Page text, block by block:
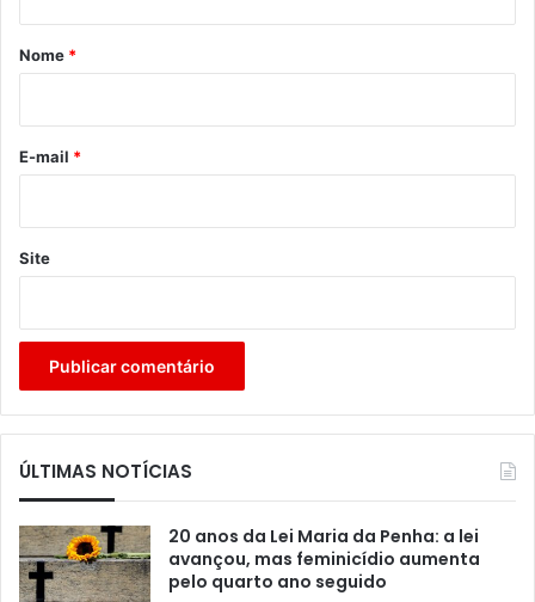
r
*
Nome *
E-mail *
Site
ÚLTIMAS NOTÍCIAS
20 anos da Lei Maria da Penha: a lei
avançou, mas feminicídio aumenta
pelo quarto ano seguido